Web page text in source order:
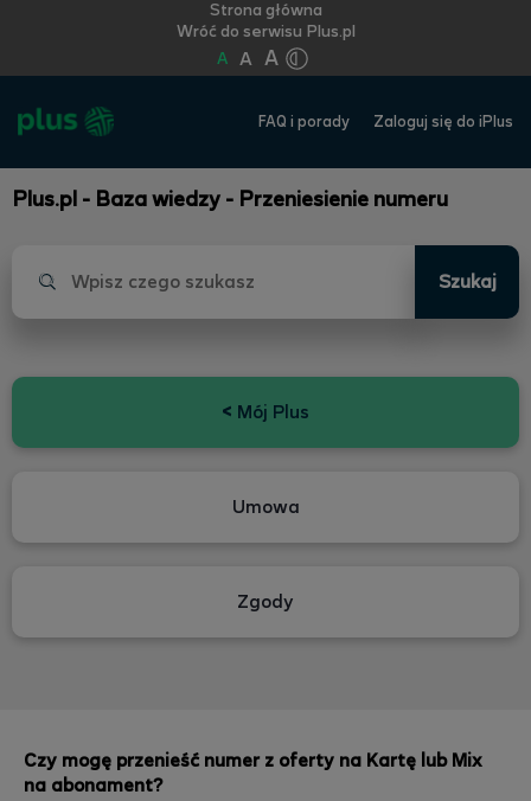
Strona główna
Wróć do serwisu Plus.pl
A A A
FAQ i porady Zaloguj się do iPlus
Plus.pl - Baza wiedzy - Przeniesienie numeru
Szukaj
< Mój Plus
Umowa
Zgody
Czy mogę przenieść numer z oferty na Kartę lub Mix
na abonament?